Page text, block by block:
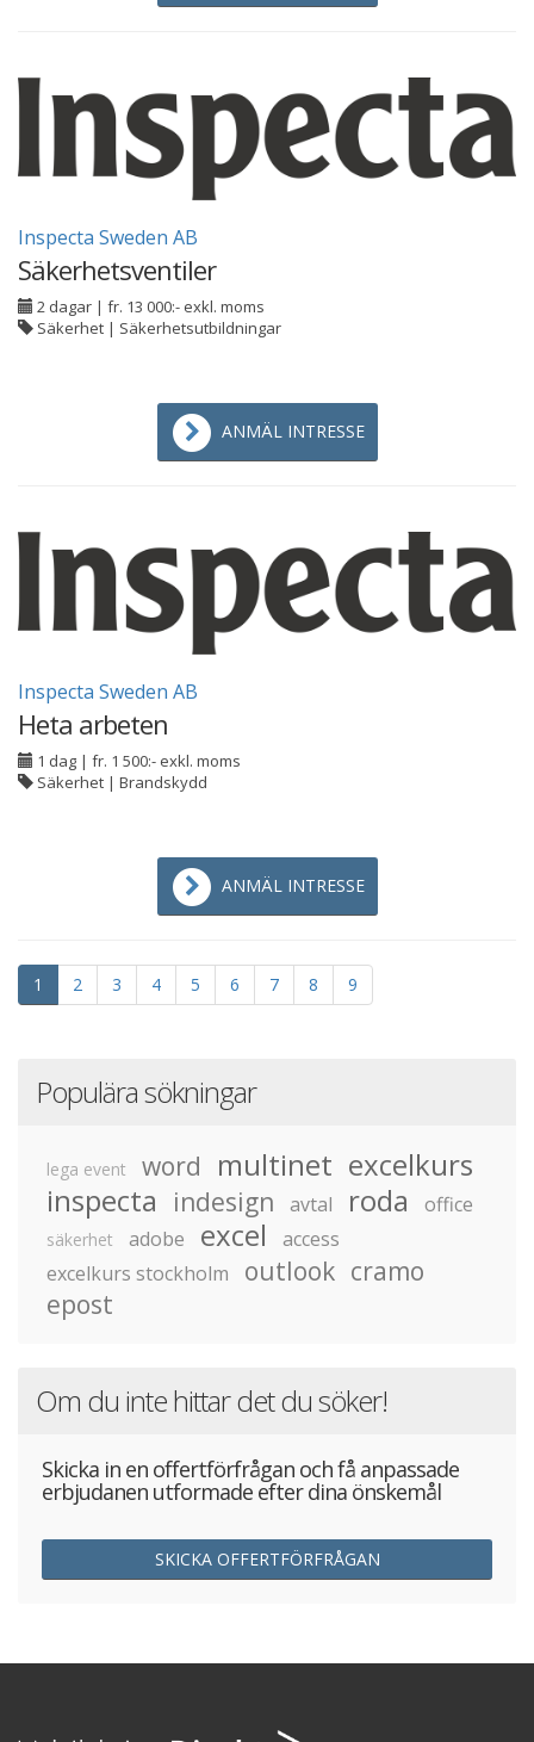
Inspecta Sweden AB
Säkerhetsventiler
2 dagar | fr. 13 000:- exkl. moms
Säkerhet | Säkerhetsutbildningar
ANMÄL INTRESSE
Inspecta Sweden AB
Heta arbeten
1 dag | fr. 1 500:- exkl. moms
Säkerhet | Brandskydd
ANMÄL INTRESSE
1 2 3 4 5 6 7 8 9
Populära sökningar
lega event word multinet excelkurs
inspecta
indesign avtal roda office
säkerhet adobe excel
access
excelkurs stockholm
outlook cramo
epost
Om du inte hittar det du söker!
Skicka in en offertförfrågan och få anpassade
erbjudanen utformade efter dina önskemål
SKICKA OFFERTFÖRFRÅGAN